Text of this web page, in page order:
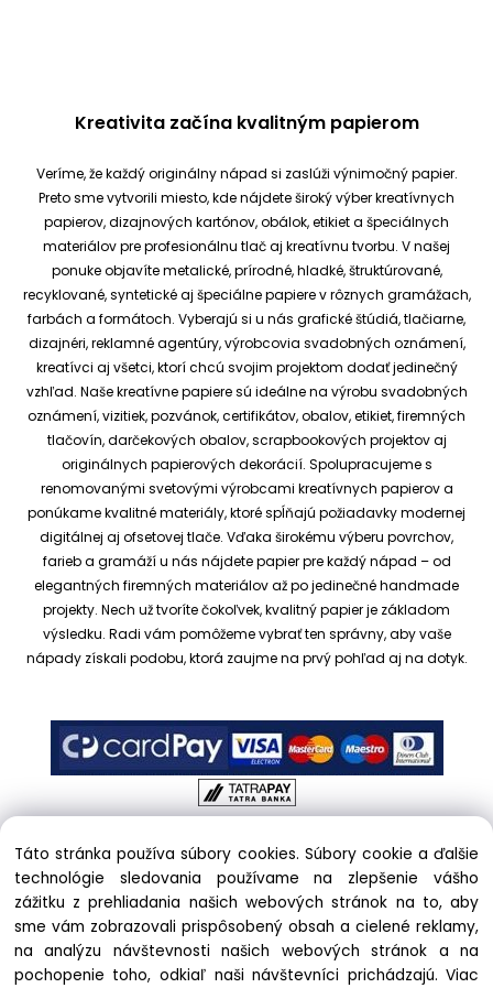
Kreativita začína kvalitným papierom
Veríme, že každý originálny nápad si zaslúži výnimočný papier.
Preto sme vytvorili miesto, kde nájdete široký výber kreatívnych
papierov, dizajnových kartónov, obálok, etikiet a špeciálnych
materiálov pre profesionálnu tlač aj kreatívnu tvorbu. V našej
ponuke objavíte metalické, prírodné, hladké, štruktúrované,
recyklované, syntetické aj špeciálne papiere v rôznych gramážach,
farbách a formátoch. Vyberajú si u nás grafické štúdiá, tlačiarne,
dizajnéri, reklamné agentúry, výrobcovia svadobných oznámení,
kreatívci aj všetci, ktorí chcú svojim projektom dodať jedinečný
vzhľad. Naše kreatívne papiere sú ideálne na výrobu svadobných
oznámení, vizitiek, pozvánok, certifikátov, obalov, etikiet, firemných
tlačovín, darčekových obalov, scrapbookových projektov aj
originálnych papierových dekorácií. Spolupracujeme s
renomovanými svetovými výrobcami kreatívnych papierov a
ponúkame kvalitné materiály, ktoré spĺňajú požiadavky modernej
digitálnej aj ofsetovej tlače. Vďaka širokému výberu povrchov,
farieb a gramáží u nás nájdete papier pre každý nápad – od
elegantných firemných materiálov až po jedinečné handmade
projekty. Nech už tvoríte čokoľvek, kvalitný papier je základom
výsledku. Radi vám pomôžeme vybrať ten správny, aby vaše
nápady získali podobu, ktorá zaujme na prvý pohľad aj na dotyk.
Copyright © 2017 kreativnypapier.sk, All rights reserved |
hajekova@kreativnypapier.sk| Beckovská 38/A, 831 04
Bratislava
Odstúpenie od zmluvy:
Táto stránka používa súbory cookies. Súbory cookie a ďalšie
technológie sledovania používame na zlepšenie vášho
zážitku z prehliadania našich webových stránok na to, aby
sme vám zobrazovali prispôsobený obsah a cielené reklamy,
na analýzu návštevnosti našich webových stránok a na
pochopenie toho, odkiaľ naši návštevníci prichádzajú.Viac